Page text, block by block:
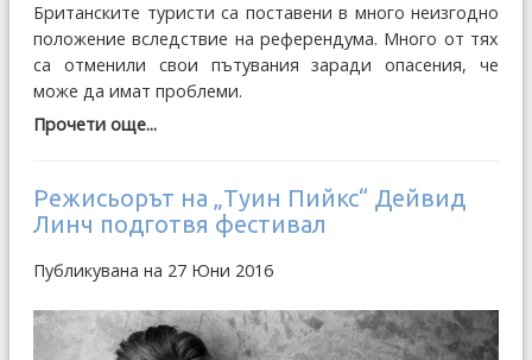
Британските туристи са поставени в много неизгодно
положение вследствие на референдума. Много от тях
са отменили свои пътувания заради опасения, че
може да имат проблеми.
Прочети още...
Режисьорът на „Туин Пийкс“ Дейвид
Линч подготвя фестивал
Публикувана на 27 Юни 2016